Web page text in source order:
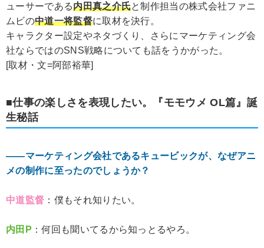
ューサーである内田真之介氏と制作担当の株式会社ファニ
ムビの中道一将監督に取材を決行。
キャラクター設定やネタづくり、さらにマーケティング会
社ならではのSNS戦略についても話をうかがった。
[取材・文=阿部裕華]
■仕事の楽しさを表現したい。『モモウメ OL篇』誕
生秘話
――マーケティング会社であるキュービックが、なぜアニ
メの制作に至ったのでしょうか？
中道監督 ：僕もそれ知りたい。
内田P ：何回も聞いてるから知っとるやろ。